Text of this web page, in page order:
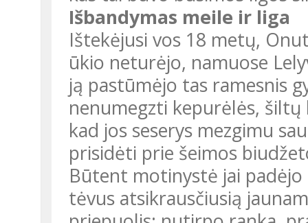
Išbandymas meile ir liga
Ištekėjusi vos 18 metų,
ūkio neturėjo, namuose
ją pastūmėjo tas ramesnis
nenumegzti kepurėlės, šiltų
kad jos seserys mezgimu
prisidėti prie šeimos
Būtent motinystė jai padėjo
tėvus atsikrausčiusią